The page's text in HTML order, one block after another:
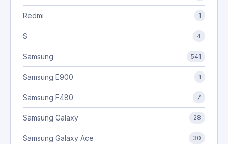
Redmi 1
S 4
Samsung 541
Samsung E900 1
Samsung F480 7
Samsung Galaxy 28
Samsung Galaxy Ace 30